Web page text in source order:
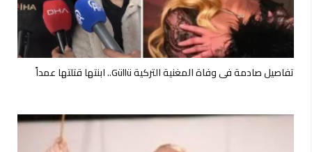
تفاصيل صادمة في وفاة المغنية التركية Güllü.. ابنتها قتلتها عمداً